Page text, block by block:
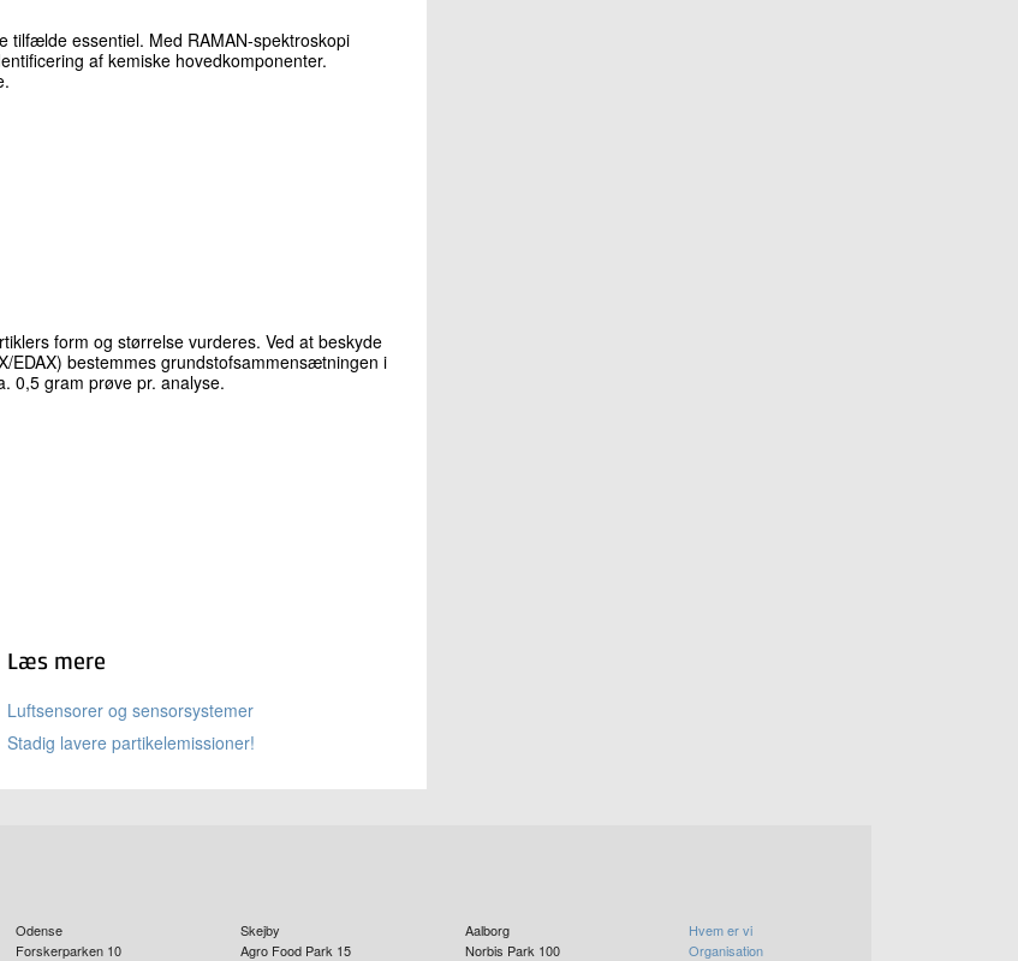
tilfælde essentiel. Med RAMAN-spektroskopi
af kemiske hovedkomponenter.
form og størrelse vurderes. Ved at beskyde
EDAX) bestemmes grundstofsammensætningen i
0,5 gram prøve pr. analyse.
Læs mere
Luftsensorer og sensorsystemer
Stadig lavere partikelemissioner!
Odense
Forskerparken 10
Skejby
Agro Food Park 15
Aalborg
Norbis Park 100
Hvem er vi
Organisation